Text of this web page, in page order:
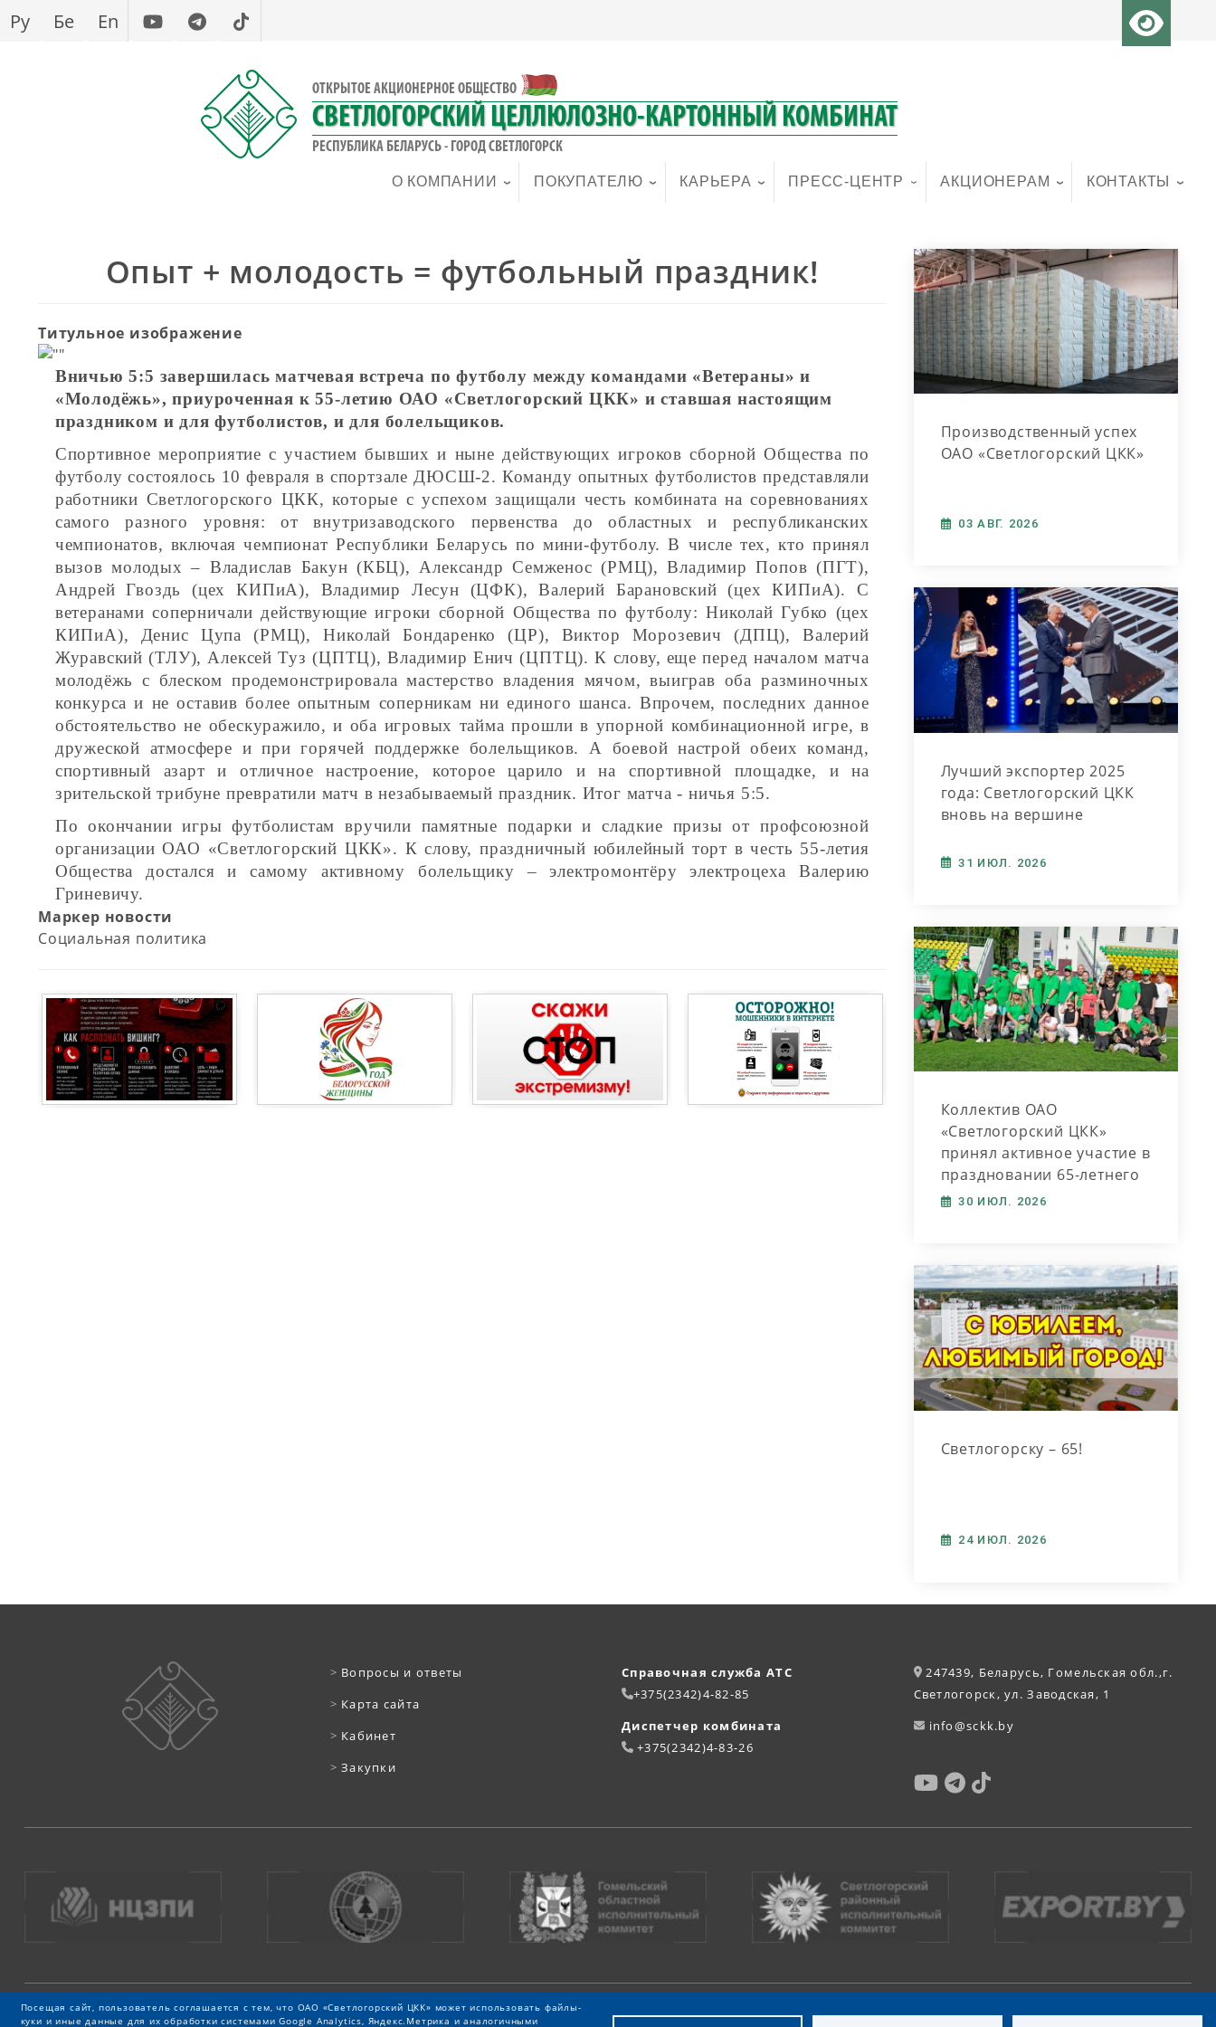
Перейти
Ру Бе En
ОТКРЫТОЕ АКЦИОНЕРНОЕ ОБЩЕСТВО
СВЕТЛОГОРСКИЙ ЦЕЛЛЮЛОЗНО-КАРТОННЫЙ КОМБИНАТ
РЕСПУБЛИКА БЕЛАРУСЬ - ГОРОД СВЕТЛОГОРСК
О КОМПАНИИ ПОКУПАТЕЛЮ КАРЬЕРА ПРЕСС-ЦЕНТР АКЦИОНЕРАМ КОНТАКТЫ
Опыт + молодость = футбольный праздник!
Титульное изображение
Вничью 5:5 завершилась матчевая встреча по футболу между командами «Ветераны» и
«Молодёжь», приуроченная к 55-летию ОАО «Светлогорский ЦКК» и ставшая настоящим
праздником и для футболистов, и для болельщиков.
Спортивное мероприятие с участием бывших и ныне действующих игроков сборной Общества по
футболу состоялось 10 февраля в спортзале ДЮСШ-2. Команду опытных футболистов представляли
работники Светлогорского ЦКК, которые с успехом защищали честь комбината на соревнованиях
самого разного уровня: от внутризаводского первенства до областных и республиканских
чемпионатов, включая чемпионат Республики Беларусь по мини-футболу. В числе тех, кто принял
вызов молодых – Владислав Бакун (КБЦ), Александр Семженос (РМЦ), Владимир Попов (ПГТ),
Андрей Гвоздь (цех КИПиА), Владимир Лесун (ЦФК), Валерий Барановский (цех КИПиА). С
ветеранами соперничали действующие игроки сборной Общества по футболу: Николай Губко (цех
КИПиА), Денис Цупа (РМЦ), Николай Бондаренко (ЦР), Виктор Морозевич (ДПЦ), Валерий
Журавский (ТЛУ), Алексей Туз (ЦПТЦ), Владимир Енич (ЦПТЦ). К слову, еще перед началом матча
молодёжь с блеском продемонстрировала мастерство владения мячом, выиграв оба разминочных
конкурса и не оставив более опытным соперникам ни единого шанса. Впрочем, последних данное
обстоятельство не обескуражило, и оба игровых тайма прошли в упорной комбинационной игре, в
дружеской атмосфере и при горячей поддержке болельщиков. А боевой настрой обеих команд,
спортивный азарт и отличное настроение, которое царило и на спортивной площадке, и на
зрительской трибуне превратили матч в незабываемый праздник. Итог матча - ничья 5:5.
По окончании игры футболистам вручили памятные подарки и сладкие призы от профсоюзной
организации ОАО «Светлогорский ЦКК». К слову, праздничный юбилейный торт в честь 55-летия
Общества достался и самому активному болельщику – электромонтёру электроцеха Валерию
Гриневичу.
Маркер новости
Социальная политика
Производственный успех
ОАО «Светлогорский ЦКК»
03 АВГ. 2026
Лучший экспортер 2025
года: Светлогорский ЦКК
вновь на вершине
31 ИЮЛ. 2026
Коллектив ОАО
«Светлогорский ЦКК»
принял активное участие в
праздновании 65-летнего
юбилея города
30 ИЮЛ. 2026
Светлогорску – 65!
24 ИЮЛ. 2026
> Вопросы и ответы
> Карта сайта
> Кабинет
>Закупки
Справочная служба АТС
+375(2342)4-82-85
Диспетчер комбината
+375(2342)4-83-26
247439, Беларусь, Гомельская обл.,г.
Светлогорск, ул. Заводская, 1
info@sckk.by
Посещая сайт, пользователь соглашается с тем, что ОАО «Светлогорский ЦКК» может использовать файлы-
куки и иные данные для их обработки системами Google Analytics, Яндекс.Метрика и аналогичными